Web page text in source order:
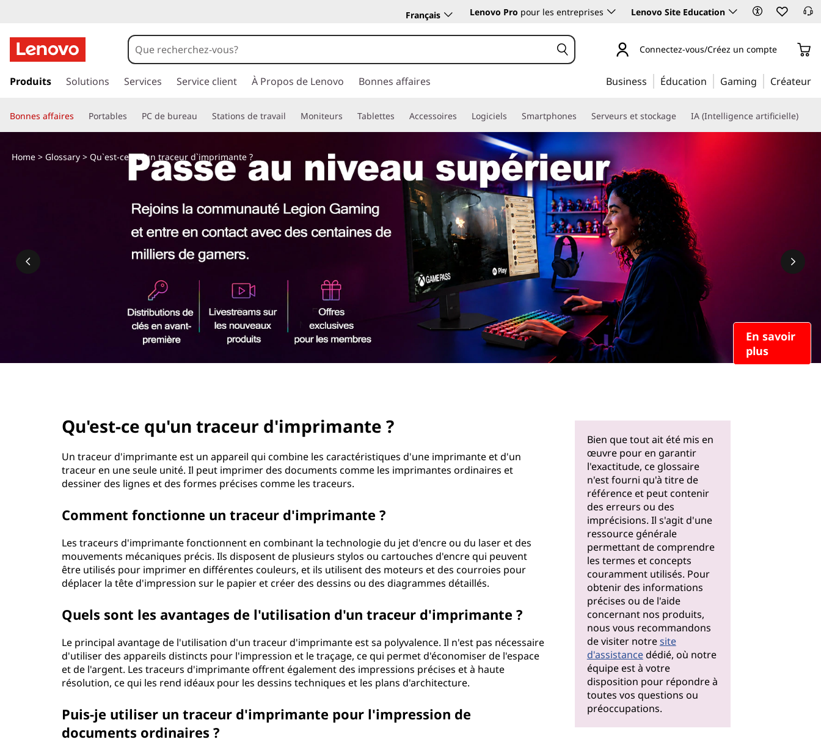
u
e
Français Lenovo Pro pour les entreprises Lenovo Site Education
a
e
r
u
a
Connectez-vous/Créez un compte
Produits Solutions Services Service client À Propos de Lenovo Bonnes affaires Business Éducation Gaming Créateur
Bonnes affaires Portables PC de bureau Stations de travail Moniteurs Tablettes Accessoires Logiciels Smartphones Serveurs et stockage IA (Intelligence artificielle)
En savoir
plus
Home> Glossary> Qu`est-ce qu`un traceur d`imprimante ?
Qu'est-ce qu'un traceur d'imprimante ?
Un traceur d'imprimante est un appareil qui combine les caractéristiques d'une imprimante et d'un
traceur en une seule unité. Il peut imprimer des documents comme les imprimantes ordinaires et
dessiner des lignes et des formes précises comme les traceurs.
Comment fonctionne un traceur d'imprimante ?
Les traceurs d'imprimante fonctionnent en combinant la technologie du jet d'encre ou du laser et des
mouvements mécaniques précis. Ils disposent de plusieurs stylos ou cartouches d'encre qui peuvent
être utilisés pour imprimer en différentes couleurs, et ils utilisent des moteurs et des courroies pour
déplacer la tête d'impression sur le papier et créer des dessins ou des diagrammes détaillés.
Quels sont les avantages de l'utilisation d'un traceur d'imprimante ?
Le principal avantage de l'utilisation d'un traceur d'imprimante est sa polyvalence. Il n'est pas nécessaire
d'utiliser des appareils distincts pour l'impression et le traçage, ce qui permet d'économiser de l'espace
et de l'argent. Les traceurs d'imprimante offrent également des impressions précises et à haute
résolution, ce qui les rend idéaux pour les dessins techniques et les plans d'architecture.
Puis-je utiliser un traceur d'imprimante pour l'impression de
documents ordinaires ?
Bien que tout ait été mis en
œuvre pour en garantir
l'exactitude, ce glossaire
n'est fourni qu'à titre de
référence et peut contenir
des erreurs ou des
imprécisions. Il s'agit d'une
ressource générale
permettant de comprendre
les termes et concepts
couramment utilisés. Pour
obtenir des informations
précises ou de l'aide
concernant nos produits,
nous vous recommandons
de visiter notresite
d'assistancedédié, où notre
équipe est à votre
disposition pour répondre à
toutes vos questions ou
préoccupations.